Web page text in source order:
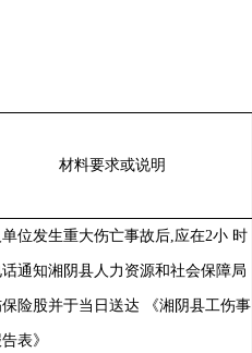
材料要求或说明
单位发生重大伤亡事故后 ,应在2小 时
话通知湘阴县人力资源和社会保障局
保险股并于当日送达 《湘阴县工伤事
表》